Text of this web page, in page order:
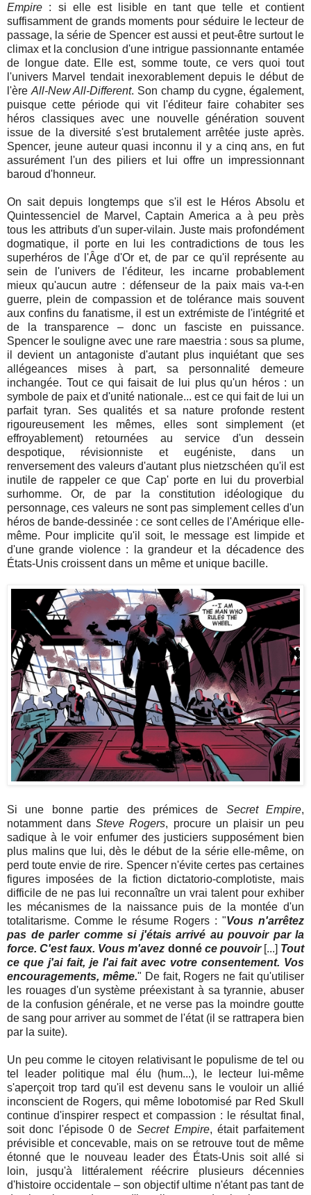
Empire : si elle est lisible en tant que telle et contient
suffisamment de grands moments pour séduire le lecteur de
passage, la série de Spencer est aussi et peut-être surtout le
climax et la conclusion d'une intrigue passionnante entamée
de longue date. Elle est, somme toute, ce vers quoi tout
l'univers Marvel tendait inexorablement depuis le début de
l'ère All-New All-Different. Son champ du cygne, également,
puisque cette période qui vit l'éditeur faire cohabiter ses
héros classiques avec une nouvelle génération souvent
issue de la diversité s'est brutalement arrêtée juste après.
Spencer, jeune auteur quasi inconnu il y a cinq ans, en fut
assurément l'un des piliers et lui offre un impressionnant
baroud d'honneur.
On sait depuis longtemps que s'il est le Héros Absolu et
Quintessenciel de Marvel, Captain America a à peu près
tous les attributs d'un super-vilain. Juste mais profondément
dogmatique, il porte en lui les contradictions de tous les
superhéros de l'Âge d'Or et, de par ce qu'il représente au
sein de l'univers de l'éditeur, les incarne probablement
mieux qu'aucun autre : défenseur de la paix mais va-t-en
guerre, plein de compassion et de tolérance mais souvent
aux confins du fanatisme, il est un extrémiste de l'intégrité et
de la transparence – donc un fasciste en puissance.
Spencer le souligne avec une rare maestria : sous sa plume,
il devient un antagoniste d'autant plus inquiétant que ses
allégeances mises à part, sa personnalité demeure
inchangée. Tout ce qui faisait de lui plus qu'un héros : un
symbole de paix et d'unité nationale... est ce qui fait de lui un
parfait tyran. Ses qualités et sa nature profonde restent
rigoureusement les mêmes, elles sont simplement (et
effroyablement) retournées au service d'un dessein
despotique, révisionniste et eugéniste, dans un
renversement des valeurs d'autant plus nietzschéen qu'il est
inutile de rappeler ce que Cap' porte en lui du proverbial
surhomme. Or, de par la constitution idéologique du
personnage, ces valeurs ne sont pas simplement celles d'un
héros de bande-dessinée : ce sont celles de l'Amérique elle-
même. Pour implicite qu'il soit, le message est limpide et
d'une grande violence : la grandeur et la décadence des
États-Unis croissent dans un même et unique bacille.
Si une bonne partie des prémices de Secret Empire,
notamment dansSteve Rogers, procure un plaisir un peu
sadique à le voir enfumer des justiciers supposément bien
plus malins que lui, dès le début de la série elle-même, on
perd toute envie de rire. Spencer n'évite certes pas certaines
figures imposées de la fiction dictatorio-complotiste, mais
difficile de ne pas lui reconnaître un vrai talent pour exhiber
les mécanismes de la naissance puis de la montée d'un
totalitarisme. Comme le résume Rogers : "Vous n'arrêtez
pas de parler comme si j'étais arrivé au pouvoir par la
force. C'est faux. Vous m'avez donné ce pouvoir[...] Tout
ce que j'ai fait, je l'ai fait avec votre consentement. Vos
encouragements, même." De fait, Rogers ne fait qu'utiliser
les rouages d'un système préexistant à sa tyrannie, abuser
de la confusion générale, et ne verse pas la moindre goutte
de sang pour arriver au sommet de l'état (il se rattrapera bien
par la suite).
Un peu comme le citoyen relativisant le populisme de tel ou
tel leader politique mal élu (hum...), le lecteur lui-même
s'aperçoit trop tard qu'il est devenu sans le vouloir un allié
inconscient de Rogers, qui même lobotomisé par Red Skull
continue d'inspirer respect et compassion : le résultat final,
soit donc l'épisode 0 deSecret Empire, était parfaitement
prévisible et concevable, mais on se retrouve tout de même
étonné que le nouveau leader des États-Unis soit allé si
loin, jusqu'à littéralement réécrire plusieurs décennies
d'histoire occidentale – son objectif ultime n'étant pas tant de